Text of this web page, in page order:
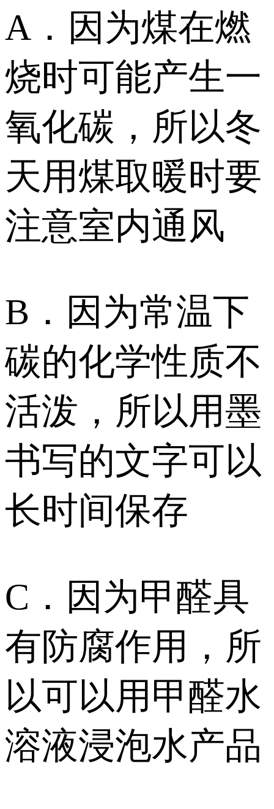
A．因为煤在燃
烧时可能产生一
氧化碳，所以冬
天用煤取暖时要
注意室内通风
B．因为常温下
碳的化学性质不
活泼，所以用墨
书写的文字可以
长时间保存
C．因为甲醛具
有防腐作用，所
以可以用甲醛水
溶液浸泡水产品